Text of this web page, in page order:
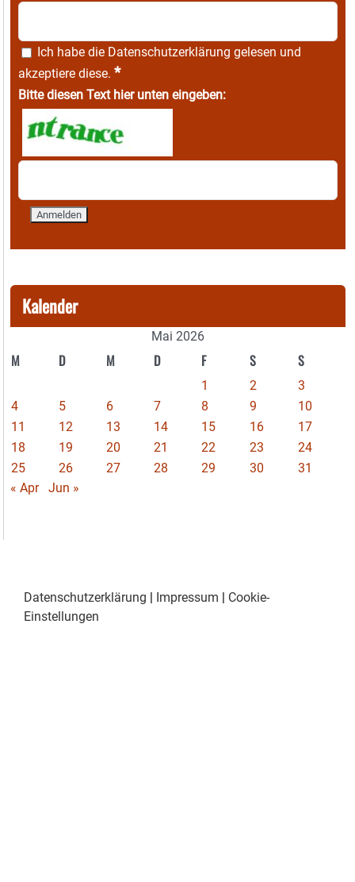
Ich habe die Datenschutzerklärung gelesen und
akzeptiere diese. *
Bitte diesen Text hier unten eingeben:
Kalender
Mai 2026
M D M D F S S
1 2
3
4
5 6 7 8 9
10
11
12 13 14 15 16
17
18
19 20 21 22 23
24
25
26 27 28 29 30
31
« Apr
Jun »
Datenschutzerklärung | Impressum | Cookie-
Einstellungen